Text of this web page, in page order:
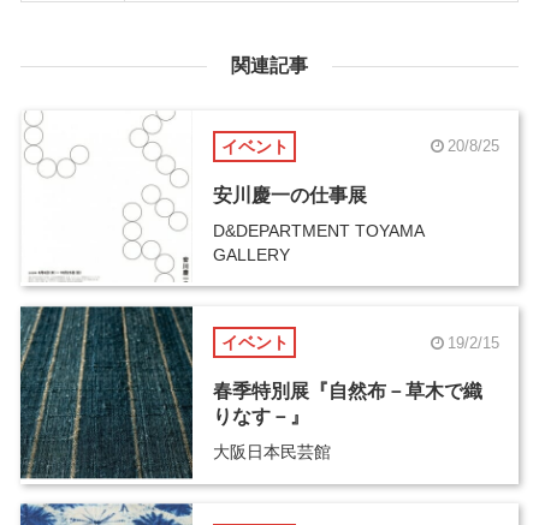
関連記事
イベント 20/8/25
安川慶一の仕事展
D&DEPARTMENT TOYAMA
GALLERY
イベント 19/2/15
春季特別展『自然布－草木で織
りなす－』
大阪日本民芸館